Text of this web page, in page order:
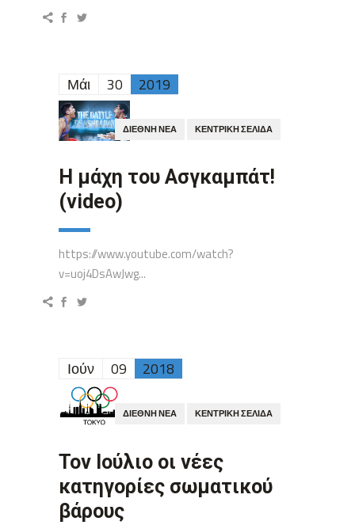
Μάι 30 2019
ΔΙΕΘΝΉ ΝΈΑ ΚΕΝΤΡΙΚΉ ΣΕΛΊΔΑ
Η μάχη του Ασγκαμπάτ!
(video)
https://www.youtube.com/watch?
v=uoj4DsAwJwg...
Ιούν 09 2018
ΔΙΕΘΝΉ ΝΈΑ ΚΕΝΤΡΙΚΉ ΣΕΛΊΔΑ
Τον Ιούλιο οι νέες
κατηγορίες σωματικού
βάρους